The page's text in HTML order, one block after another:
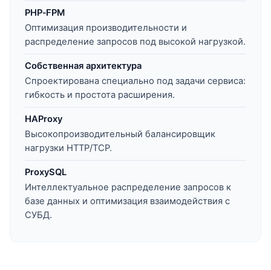
PHP‑FPM
Оптимизация производительности и
распределение запросов под высокой нагрузкой.
Собственная архитектура
Спроектирована специально под задачи сервиса:
гибкость и простота расширения.
HAProxy
Высокопроизводительный балансировщик
нагрузки HTTP/TCP.
ProxySQL
Интеллектуальное распределение запросов к
базе данных и оптимизация взаимодействия с
СУБД.